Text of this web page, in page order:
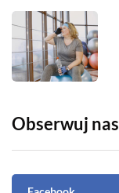
Obserwuj nas